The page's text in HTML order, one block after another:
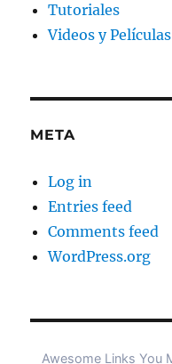
Tutoriales
Videos y Películas
META
Log in
Entries feed
Comments feed
WordPress.org